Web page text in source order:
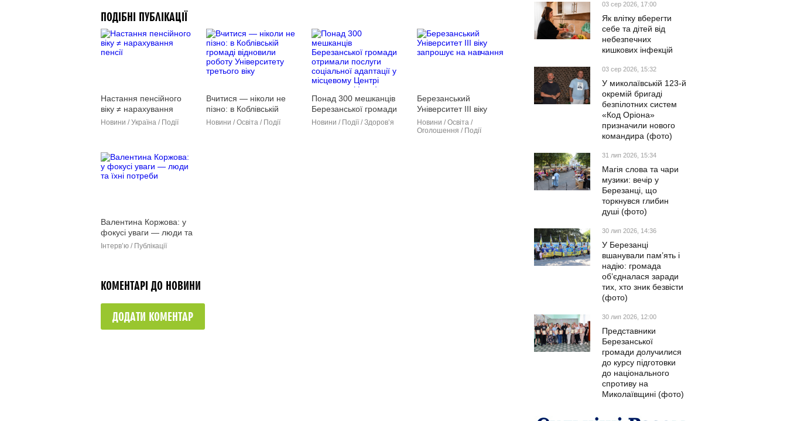
ПОДІБНІ ПУБЛІКАЦІЇ
Настання пенсійного
віку ≠ нарахування
пенсії
Новини / Україна / Події
Вчитися — ніколи не
пізно: в Коблівській
громаді відновили
Новини / Освіта / Події
Понад 300 мешканців
Березанської громади
отримали послуги
Новини / Події / Здоров’я
Березанський
Університет ІІІ віку
запрошує на навчання
Новини / Освіта /
Оголошення / Події
Валентина Коржова: у
фокусі уваги — люди та
їхні потреби
Інтерв’ю / Публікації
КОМЕНТАРІ ДО НОВИНИ
ДОДАТИ КОМЕНТАР
03 сер 2026, 17:00
Як влітку вберегти
себе та дітей від
небезпечних
кишкових інфекцій
03 сер 2026, 15:32
У миколаївській 123-й
окремій бригаді
безпілотних систем
«Код Оріона»
призначили нового
командира (фото)
31 лип 2026, 15:34
Магія слова та чари
музики: вечір у
Березанці, що
торкнувся глибин
душі (фото)
30 лип 2026, 14:36
У Березанці
вшанували пам’ять і
надію: громада
об’єдналася заради
тих, хто зник безвісти
(фото)
30 лип 2026, 12:00
Представники
Березанської
громади долучилися
до курсу підготовки
до національного
спротиву на
Миколаївщині (фото)